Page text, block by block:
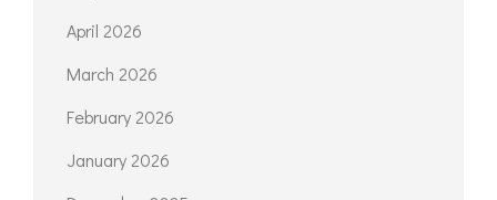
April 2026
March 2026
February 2026
January 2026